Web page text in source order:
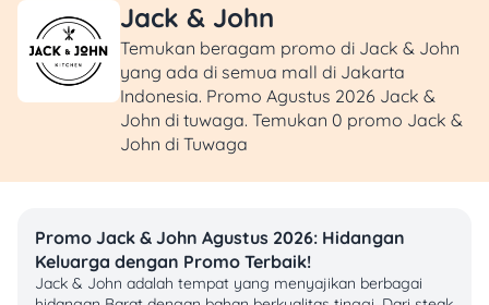
Jack & John
Temukan beragam promo di Jack & John
yang ada di semua mall di Jakarta
Indonesia. Promo Agustus 2026 Jack &
John di tuwaga. Temukan 0 promo Jack &
John di Tuwaga
Promo Jack & John Agustus 2026: Hidangan
Keluarga dengan Promo Terbaik!
Jack & John adalah tempat yang menyajikan berbagai